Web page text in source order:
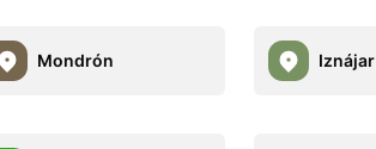
Mondrón Iznájar